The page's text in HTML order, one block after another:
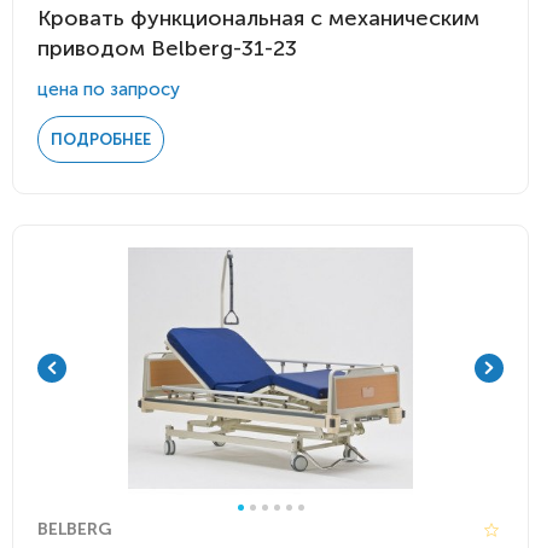
Кровать функциональная c механическим
приводом Belberg-31-23
цена по запросу
ПОДРОБНЕЕ
BELBERG